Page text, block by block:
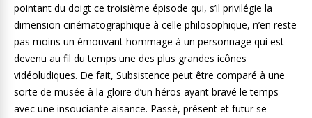
pointant du doigt ce troisième épisode qui, s’il privilégie la
dimension cinématographique à celle philosophique, n’en reste
pas moins un émouvant hommage à un personnage qui est
devenu au fil du temps une des plus grandes icônes
vidéoludiques. De fait, Subsistence peut être comparé à une
sorte de musée à la gloire d’un héros ayant bravé le temps
avec une insouciante aisance. Passé, présent et futur se